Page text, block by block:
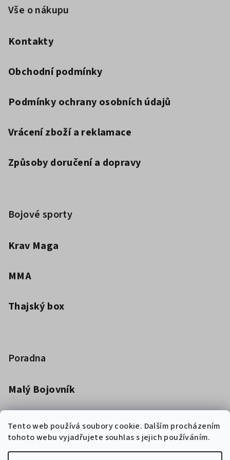
Tento web používá soubory cookie. Dalším procházením
tohoto webu vyjadřujete souhlas s jejich používáním.
Vše o nákupu
Kontakty
Obchodní podmínky
Podmínky ochrany osobních údajů
Vrácení zboží a reklamace
Způsoby doručení a dopravy
Bojové sporty
Krav Maga
MMA
Thajský box
Poradna
Malý Bojovník
Dětská kimona pro bojová umění
Jak vybrat boxerské rukavice